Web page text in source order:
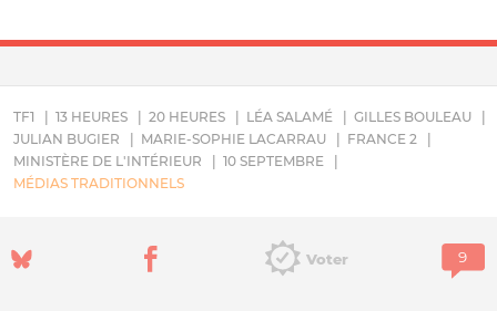
TF1 13 HEURES 20 HEURES LÉA SALAMÉ
GILLES BOULEAU
JULIAN BUGIER
MARIE-SOPHIE LACARRAU
FRANCE 2
MINISTÈRE DE L'INTÉRIEUR
10 SEPTEMBRE
MÉDIAS TRADITIONNELS
Voter